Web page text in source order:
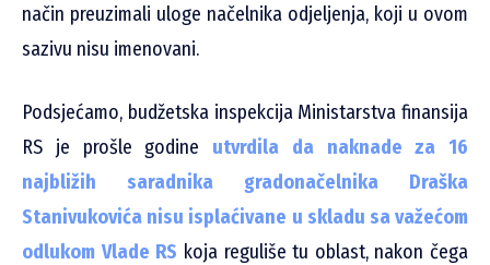
način preuzimali uloge načelnika odjeljenja, koji u ovom
sazivu nisu imenovani.
Podsjećamo, budžetska inspekcija Ministarstva finansija
RS je prošle godine utvrdila da naknade za 16
najbližih saradnika gradonačelnika Draška
Stanivukovića nisu isplaćivane u skladu sa važećom
odlukom Vlade RS koja reguliše tu oblast, nakon čega